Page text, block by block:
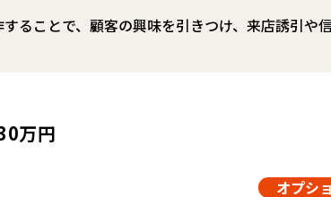
ことで、顧客の興味を引きつけ、来店誘引や
万円
オプシ